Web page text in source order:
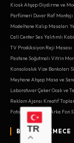
Kiosk Ahşap Giydirme ve
Parfümeri Duvar Raf Montajı
Modelhane Kalıp Masaları
Call Center Ses Yalıtımlı
TV Prodüksiyon Reji Masası
Pastane Soğutmalı Vitrin
Konsolosluk Vize Bankoları
Meyhane Ahşap Masa ve
Laboratuvar Çeker Ocak ve
Fotoğraf Stüdyosu Arka Fon
BÜYÜKÇEKMECE
TR